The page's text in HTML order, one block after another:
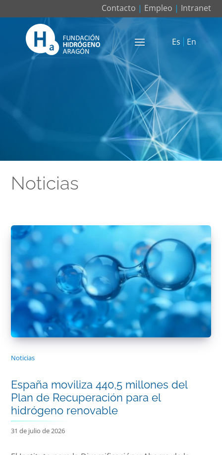
Contacto | Empleo | Intranet
Es En
Noticias
Noticias
España moviliza 440,5 millones del
Plan de Recuperación para el
hidrógeno renovable
31 de julio de 2026